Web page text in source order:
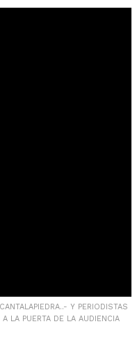
Y PERIODISTAS
LA PUERTA DE LA AUDIENCIA